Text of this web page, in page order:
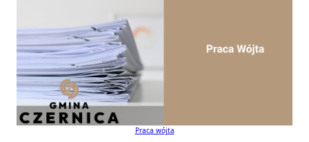
Praca wójta